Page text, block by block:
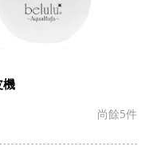
機
尚餘5件